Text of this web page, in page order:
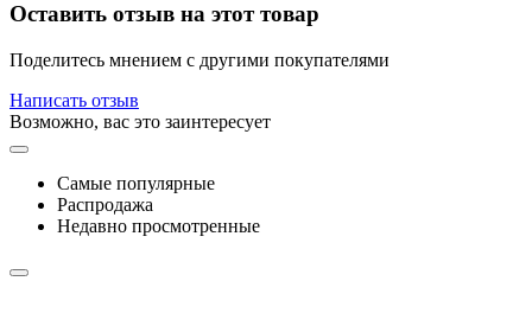
Оставить отзыв на этот товар
Поделитесь мнением с другими покупателями
Написать отзыв
Возможно, вас это заинтересует
Самые популярные
Распродажа
Недавно просмотренные